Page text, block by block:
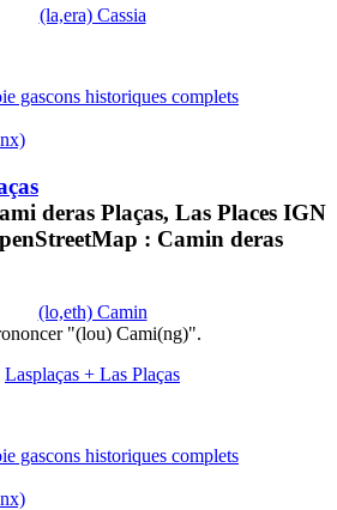
(la,era) Cassia
gascons historiques complets
deras Plaças, Las Places IGN
: Camin deras
(lo,eth) Camin
"(lou) Cami(ng)".
Lasplaças + Las Plaças
gascons historiques complets